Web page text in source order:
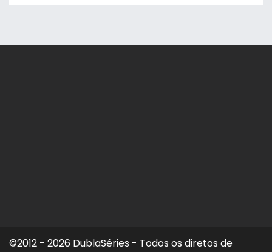
©2012 - 2026 DublaSéries - Todos os diretos de